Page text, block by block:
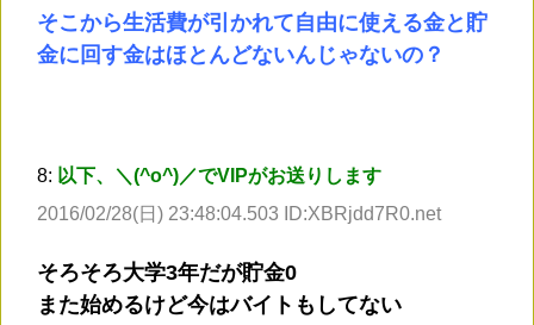
そこから生活費が引かれて自由に使える金と貯
金に回す金はほとんどないんじゃないの？
8: 以下、＼(^o^)／でVIPがお送りします
2016/02/28(日) 23:48:04.503 ID:XBRjdd7R0.net
そろそろ大学3年だが貯金0
また始めるけど今はバイトもしてない